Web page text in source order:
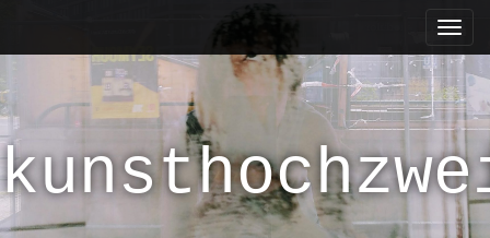
n
m
e
n
u
i
t
o
c
o
n
t